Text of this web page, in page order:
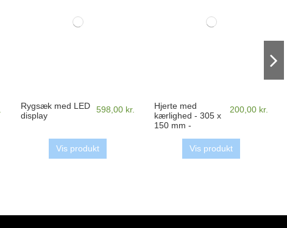
Rygsæk med LED
display
598,00 kr.
Vis produkt
Hjerte med
kærlighed - 305 x
150 mm -
200,00 kr.
Vis produkt